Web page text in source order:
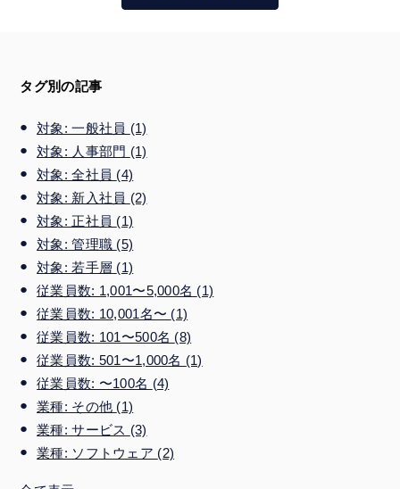
タグ別の記事
対象: 一般社員 (1)
対象: 人事部門 (1)
対象: 全社員 (4)
対象: 新入社員 (2)
対象: 正社員 (1)
対象: 管理職 (5)
対象: 若手層 (1)
従業員数: 1,001〜5,000名 (1)
従業員数: 10,001名〜 (1)
従業員数: 101〜500名 (8)
従業員数: 501〜1,000名 (1)
従業員数: 〜100名 (4)
業種: その他 (1)
業種: サービス (3)
業種: ソフトウェア (2)